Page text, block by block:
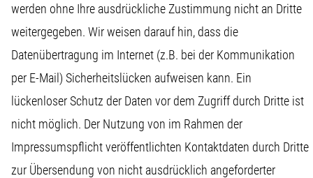
werden ohne Ihre ausdrückliche Zustimmung nicht an Dritte
weitergegeben. Wir weisen darauf hin, dass die
Datenübertragung im Internet (z.B. bei der Kommunikation
per E-Mail) Sicherheitslücken aufweisen kann. Ein
lückenloser Schutz der Daten vor dem Zugriff durch Dritte ist
nicht möglich. Der Nutzung von im Rahmen der
Impressumspflicht veröffentlichten Kontaktdaten durch Dritte
zur Übersendung von nicht ausdrücklich angeforderter